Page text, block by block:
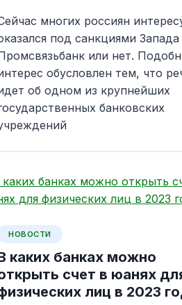
многих россиян
под санкциями Запада
или нет.
обусловлен тем, что
об одном из крупнейших
банковских
НОВОСТИ
каких банках можно
счет в юанях
лиц в 2023